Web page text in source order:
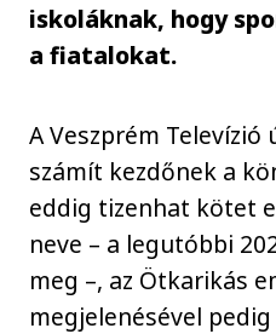
iskoláknak, hogy
a fiatalokat.
A Veszprém Televízió
számít kezdőnek a
eddig tizenhat kötet
neve – a legutóbbi
meg –, az Ötkarikás
megjelenésével